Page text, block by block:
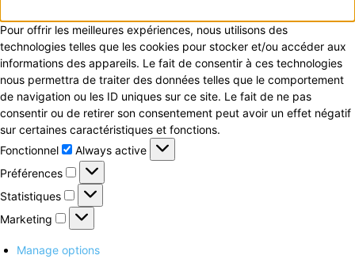
Pour offrir les meilleures expériences, nous utilisons des
technologies telles que les cookies pour stocker et/ou accéder aux
informations des appareils. Le fait de consentir à ces technologies
nous permettra de traiter des données telles que le comportement
de navigation ou les ID uniques sur ce site. Le fait de ne pas
consentir ou de retirer son consentement peut avoir un effet négatif
sur certaines caractéristiques et fonctions.
Fonctionnel
Fonctionnel
Always active
Préférences
Préférences
Statistiques
Statistiques
Marketing
Marketing
Manage options